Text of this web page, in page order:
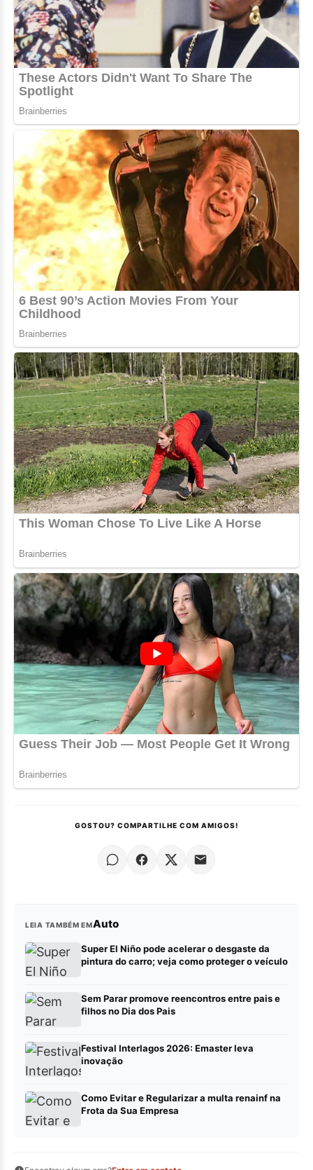
GOSTOU? COMPARTILHE COM AMIGOS!
LEIA TAMBÉM EMAuto
Super El Niño pode acelerar o desgaste da
pintura do carro; veja como proteger o veículo
Sem Parar promove reencontros entre pais e
filhos no Dia dos Pais
Festival Interlagos 2026: Emaster leva
inovação
Como Evitar e Regularizar a multa renainf na
Frota da Sua Empresa